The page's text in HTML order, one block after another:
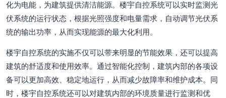
化为电能，为建筑提供清洁能源。楼宇自控系统可以实时监测光
伏系统的运行状态，根据光照强度和电量需求，自动调节光伏系
统的输出功率，从而实现能源的最大化利用。
楼宇自控系统的实施不仅可以带来明显的节能效果，还可以提高
建筑的舒适度和使用效率。通过智能化控制，建筑内部的各项设
备可以更加高效、稳定地运行，从而减少故障率和维护成本。同
时，楼宇自控系统还可以对建筑内部的环境质量进行监测和优